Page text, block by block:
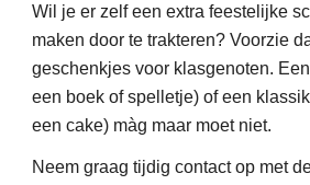
Wil je er zelf een extra feestelijke
maken door te trakteren? Voorzie
geschenkjes voor klasgenoten.
een boek of spelletje) of een
een cake) màg maar moet niet.
Neem graag tijdig contact op met